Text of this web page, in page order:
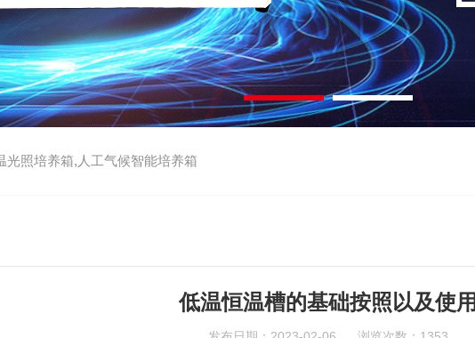
光照培养箱,人工气候智能培养箱
低温恒温槽的基础按照以及使用